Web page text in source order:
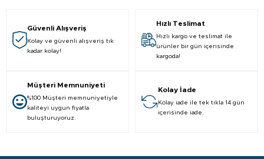
Güvenli Alışveriş
Kolay ve güvenli alışveriş tık
kadar kolay!
Hızlı Teslimat
Hızlı kargo ve teslimat ile
ürünler bir gün içerisinde
kargoda!
Müşteri Memnuniyeti
%100 Müşteri memnuniyetiyle
kaliteyi uygun fiyatla
buluşturuyoruz.
Kolay İade
Kolay iade ile tek tıkla 14 gün
içerisinde iade.